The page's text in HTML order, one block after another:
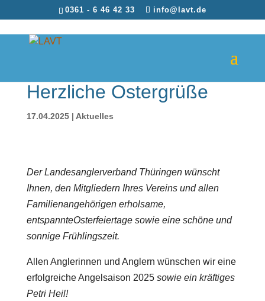
0361 - 6 46 42 33 info@lavt.de
Herzliche Ostergrüße
17.04.2025| Aktuelles
Der Landesanglerverband Thüringen wünscht
Ihnen, den Mitgliedern Ihres Vereins und allen
Familienangehörigen erholsame,
entspannteOsterfeiertage sowie eine schöne und
sonnige Frühlingszeit.
Allen Anglerinnen und Anglern wünschen wir eine
erfolgreiche Angelsaison 2025 sowie ein kräftiges
Petri Heil!